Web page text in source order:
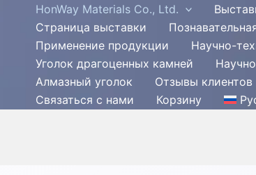
HonWay Materials Co., Ltd.
Страница выставки
Применение продукции
Научно-
Уголок драгоценных камней
Алмазный уголок
Отзывы клиентов
Связаться с нами
Корзину